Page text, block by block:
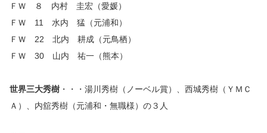
ＦＷ ８ 内村 圭宏（愛媛）
ＦＷ 11 水内 猛（元浦和）
ＦＷ 22 北内 耕成（元鳥栖）
ＦＷ 30 山内 祐一（熊本）
世界三大秀樹 ・・・湯川秀樹（ノーベル賞）、西城秀樹（ＹＭＣ
Ａ）、内舘秀樹（元浦和・無職様）の３人